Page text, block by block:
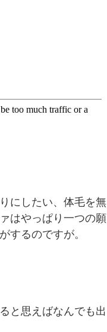
にしたい、体毛を無
はやっぱり一つの願
するのですが。
と思えばなんでも出